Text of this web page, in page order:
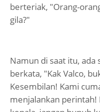
berteriak, "Orang-
gila?"
Namun di saat itu,
berkata, "Kak Valco,
Kesembilan! Kami
menjalankan perintah!